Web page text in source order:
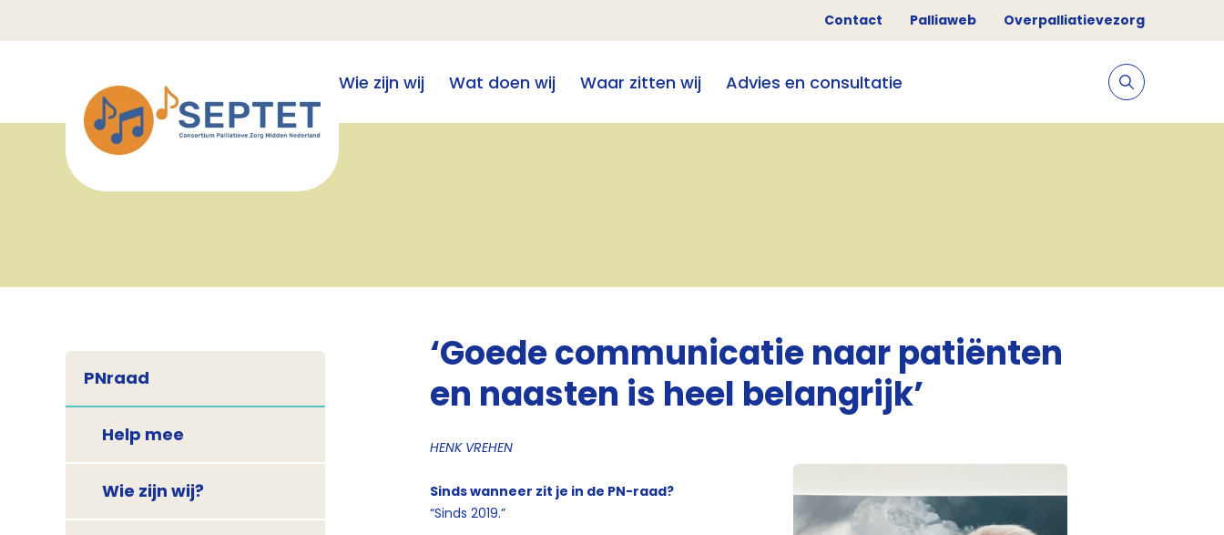
Contact Palliaweb Overpalliatievezorg
Wie zijn wij Wat doen wij Waar zitten wij Advies en consultatie
PNraad
Help mee
Wie zijn wij?
‘Goede communicatie naar patiënten
en naasten is heel belangrijk’
HENK VREHEN
Sinds wanneer zit je in de PN-raad?
“Sinds 2019.”